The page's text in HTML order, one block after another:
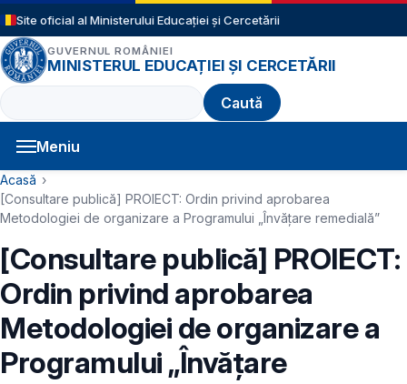
Sari la conținutul principal
Site oficial al Ministerului Educației și Cercetării
GUVERNUL ROMÂNIEI
MINISTERUL EDUCAȚIEI ȘI CERCETĂRII
Caută
Meniu
Navigație principală
Cale de navigare
Acasă
[Consultare publică] PROIECT: Ordin privind aprobarea
Metodologiei de organizare a Programului „Învățare remedială”
[Consultare publică] PROIECT:
Ordin privind aprobarea
Metodologiei de organizare a
Programului „Învățare